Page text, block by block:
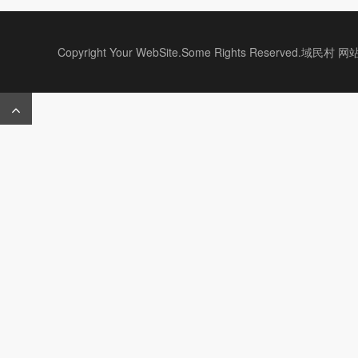
Copyright Your WebSite.Some Rights Reserved.域民村 网